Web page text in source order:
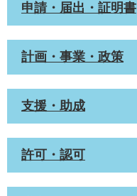
申請・届出・証明書
計画・事業・政策
支援・助成
許可・認可